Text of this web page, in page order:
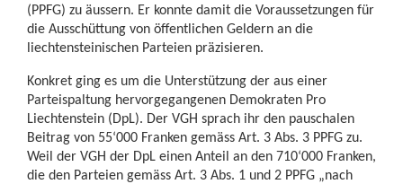
(PPFG) zu äussern. Er konnte damit die Voraussetzungen für
die Ausschüttung von öffentlichen Geldern an die
liechtensteinischen Parteien präzisieren.
Konkret ging es um die Unterstützung der aus einer
Parteispaltung hervorgegangenen Demokraten Pro
Liechtenstein (DpL). Der VGH sprach ihr den pauschalen
Beitrag von 55‘000 Franken gemäss Art. 3 Abs. 3 PPFG zu.
Weil der VGH der DpL einen Anteil an den 710‘000 Franken,
die den Parteien gemäss Art. 3 Abs. 1 und 2 PPFG „nach